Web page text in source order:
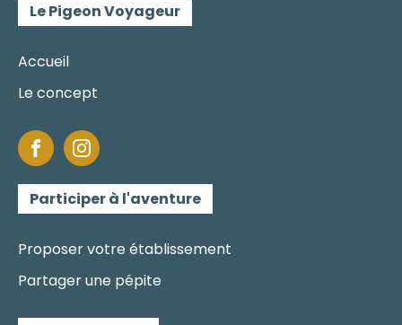
Le Pigeon Voyageur
Accueil
Le concept
Participer à l'aventure
Proposer votre établissement
Partager une pépite